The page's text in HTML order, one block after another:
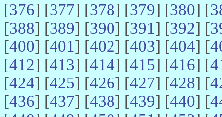
[376] [377] [378] [379] [380] [
[388] [389] [390] [391] [392] [
[400] [401] [402] [403] [404] [
[412] [413] [414] [415] [416] [
[424] [425] [426] [427] [428] [
[436] [437] [438] [439] [440] [